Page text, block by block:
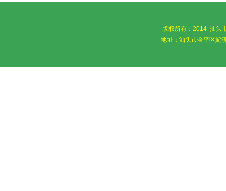
版权所有：2014 汕头
地址：汕头市金平区